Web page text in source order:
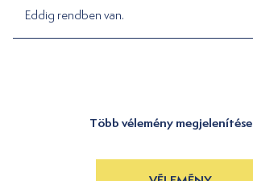
Eddig rendben van.
Több vélemény megjelenítése